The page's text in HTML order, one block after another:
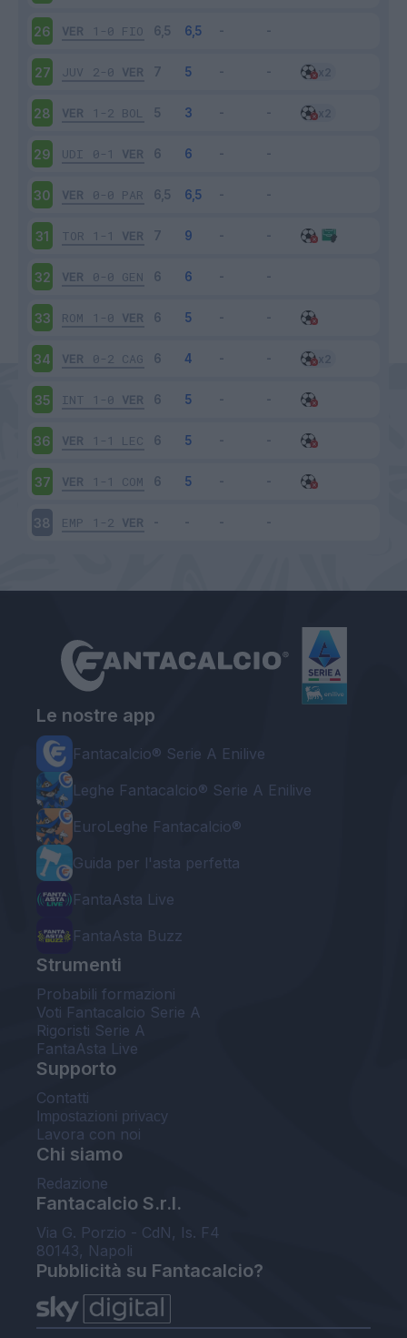
26 VER 1-0 FIO
27 JUV 2-0 VER
28 VER 1-2 BOL
29 UDI 0-1 VER
30 VER 0-0 PAR
31 TOR 1-1 VER
32 VER 0-0 GEN
33 ROM 1-0 VER
34 VER 0-2 CAG
35 INT 1-0 VER
36 VER 1-1 LEC
37 VER 1-1 COM
38 EMP 1-2 VER
Le nostre app
Fantacalcio® Serie A Enilive
Leghe Fantacalcio® Serie A Enilive
EuroLeghe Fantacalcio®
Guida per l'asta perfetta
FantaAsta Live
FantaAsta Buzz
Strumenti
Probabili formazioni
Voti Fantacalcio Serie A
Rigoristi Serie A
FantaAsta Live
Supporto
Contatti
Impostazioni privacy
Lavora con noi
Chi siamo
Redazione
Fantacalcio S.r.l.
Via G. Porzio - CdN, Is. F4
80143, Napoli
Pubblicità su Fantacalcio?